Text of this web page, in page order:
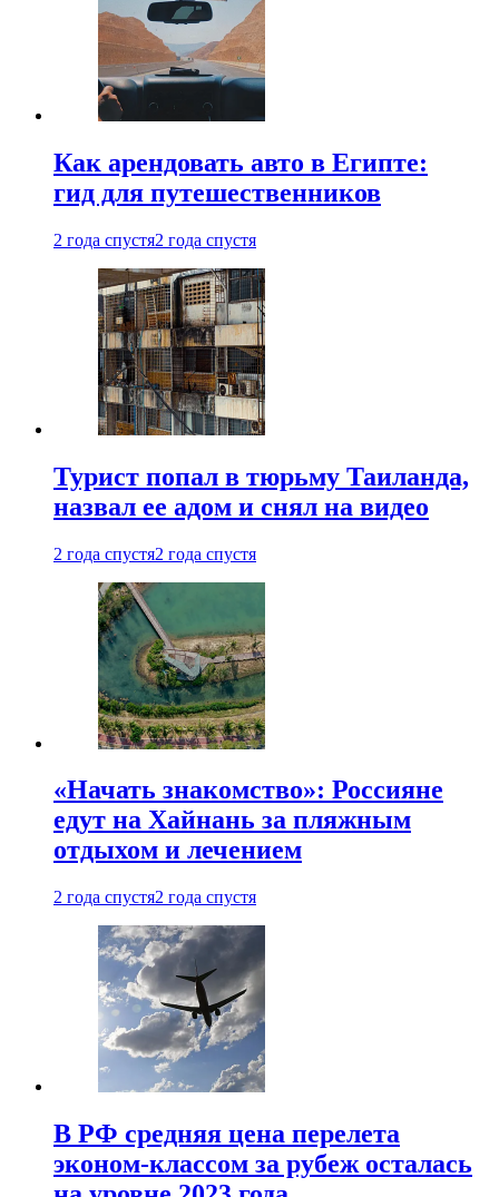
Как арендовать авто в Египте:
гид для путешественников
2 года спустя2 года спустя
Турист попал в тюрьму Таиланда,
назвал ее адом и снял на видео
2 года спустя2 года спустя
«Начать знакомство»: Россияне
едут на Хайнань за пляжным
отдыхом и лечением
2 года спустя2 года спустя
В РФ средняя цена перелета
эконом-классом за рубеж осталась